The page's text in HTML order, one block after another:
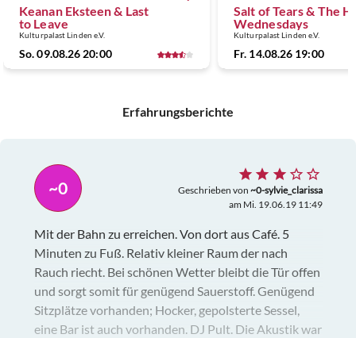
Keanan Eksteen & Last
to Leave
Kulturpalast Linden e.V.
So. 09.08.26 20:00
Salt of Tears & The
Wednesdays
Kulturpalast Linden e.V.
Fr. 14.08.26 19:00
Erfahrungsberichte
~0 Geschrieben von ~0-sylvie_clarissa
am Mi. 19.06.19 11:49
Mit der Bahn zu erreichen. Von dort aus Café. 5
Minuten zu Fuß. Relativ kleiner Raum der nach
Rauch riecht. Bei schönen Wetter bleibt die Tür offen
und sorgt somit für genügend Sauerstoff. Genügend
Sitzplätze vorhanden; Hocker, gepolsterte Sessel,
eine Bar ist auch vorhanden. DJ Pult. Die Akustik war